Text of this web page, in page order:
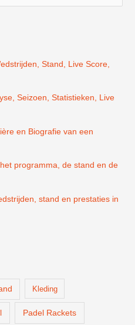
Stand, Live Score,
Seizoen, Statistieken, Live
en Biografie van een
programma, de stand en de
stand en prestaties in
Kleding
Padel Rackets